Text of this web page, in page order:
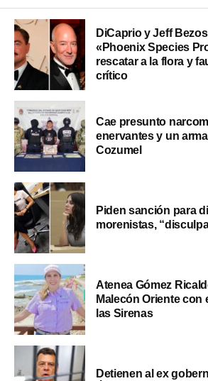
DiCaprio y Jeff
«Phoenix Species
rescatar a la flora y
crítico
Cae presunto
enervantes y un
Cozumel
Piden sanción para
morenistas,
Atenea Gómez
Malecón Oriente con
las Sirenas
Detienen al ex